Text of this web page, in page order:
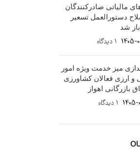
مالیاتی صادرکنندگان
دستورالعمل تسعیر
باز شد
1405- ۱ دیدگاه
میز خدمت ویژه امور
و ارزی فعالان کشاورزی
بازرگانی اهواز
1405- ۱ دیدگاه